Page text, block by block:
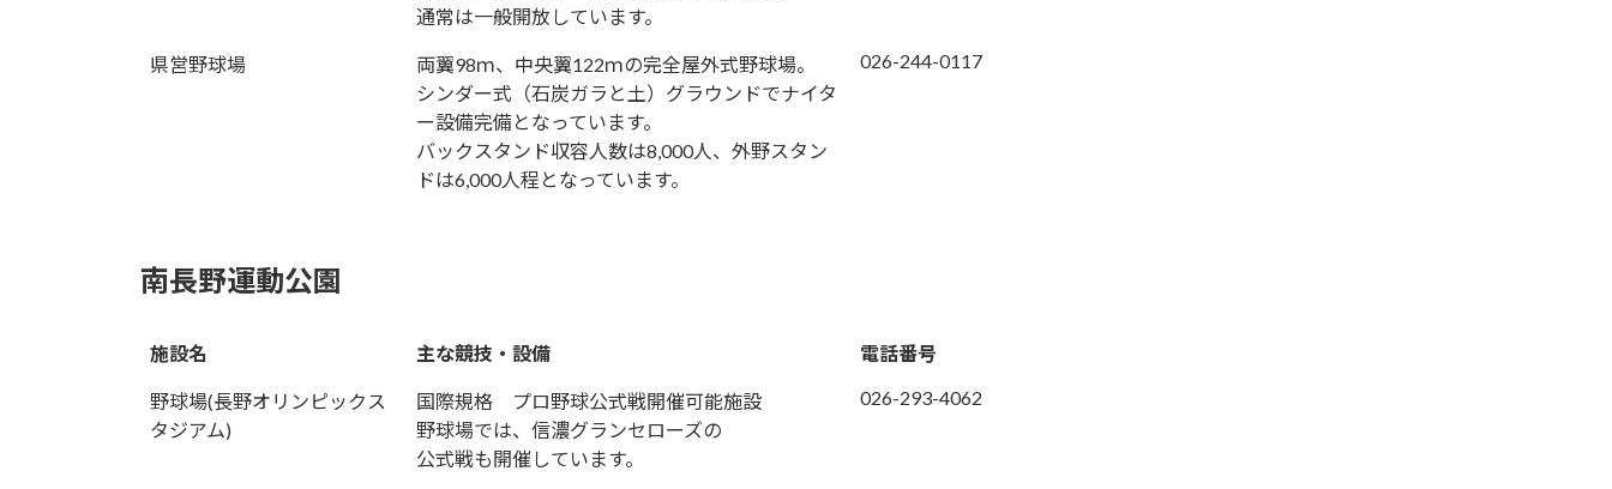
通常は一般開放しています。
県営野球場
両翼98ｍ、中央翼122ｍの完全屋外式野球場。
シンダー式（石炭ガラと土）グラウンドでナイタ
ー設備完備となっています。
バックスタンド収容人数は8,000人、外野スタン
ドは6,000人程となっています。
026-244-0117
南長野運動公園
施設名 主な競技・設備 電話番号
野球場(長野オリンピックス
タジアム)
国際規格 プロ野球公式戦開催可能施設
野球場では、信濃グランセローズの
公式戦も開催しています。
026-293-4062